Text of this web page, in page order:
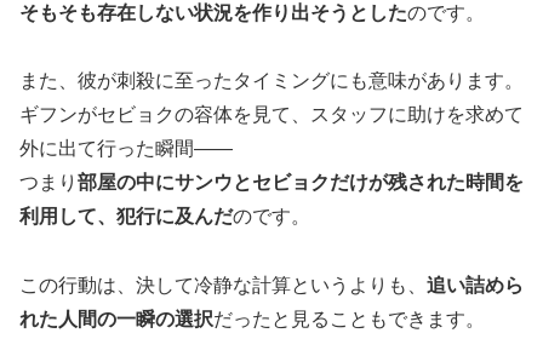
そもそも存在しない状況を作り出そうとしたのです。
また、彼が刺殺に至ったタイミングにも意味があります。
ギフンがセビョクの容体を見て、スタッフに助けを求めて
外に出て行った瞬間――
つまり 部屋の中にサンウとセビョクだけが残された時間を
利用して、犯行に及んだのです。
この行動は、決して冷静な計算というよりも、 追い詰めら
れた人間の一瞬の選択だったと見ることもできます。